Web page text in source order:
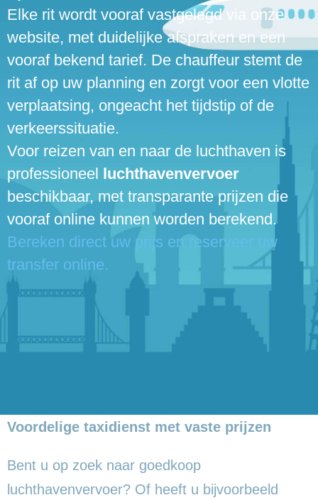
Elke rit wordt vooraf vastgelegd via onze
website, met duidelijke afspraken en een
vooraf bekend tarief. De chauffeur stemt de
rit af op uw planning en zorgt voor een vlotte
verplaatsing, ongeacht het tijdstip of de
verkeerssituatie.
Voor reizen van en naar de luchthaven is
professioneel luchthavenvervoer
beschikbaar, met transparante prijzen die
vooraf online kunnen worden berekend.
Bereken direct uw prijs en reserveer uw
transfer online.
Voordelige taxidienst met vaste prijzen
Bent u op zoek naar goedkoop
luchthavenvervoer? Of heeft u bijvoorbeeld